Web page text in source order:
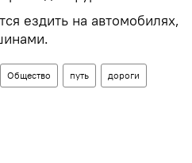
ездить на автомобилях,
Общество путь дороги